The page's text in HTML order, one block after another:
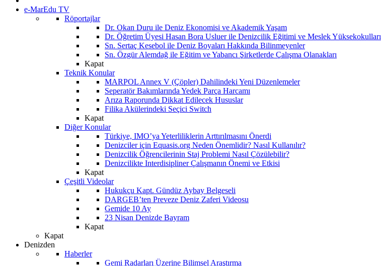
e-MarEdu TV
Röportajlar
Dr. Okan Duru ile Deniz Ekonomisi ve Akademik Yaşam
Dr. Öğretim Üyesi Hasan Bora Usluer ile Denizcilik Eğitimi ve Meslek Yüksekokulları
Sn. Sertaç Kesebol ile Deniz Boyaları Hakkında Bilinmeyenler
Sn. Özgür Alemdağ ile Eğitim ve Yabancı Şirketlerde Çalışma Olanakları
Kapat
Teknik Konular
MARPOL Annex V (Çöpler) Dahilindeki Yeni Düzenlemeler
Seperatör Bakımlarında Yedek Parça Harcamı
Arıza Raporunda Dikkat Edilecek Hususlar
Filika Akülerindeki Seçici Switch
Kapat
Diğer Konular
Türkiye, IMO’ya Yeterliliklerin Arttırılmasını Önerdi
Denizciler için Equasis.org Neden Önemlidir? Nasıl Kullanılır?
Denizcilik Öğrencilerinin Staj Problemi Nasıl Çözülebilir?
Denizcilikte Interdisipliner Çalışmanın Önemi ve Etkisi
Kapat
Çeşitli Videolar
Hukukçu Kapt. Gündüz Aybay Belgeseli
DARGEB’ten Preveze Deniz Zaferi Videosu
Gemide 10 Ay
23 Nisan Denizde Bayram
Kapat
Kapat
Denizden
Haberler
Gemi Radarları Üzerine Bilimsel Araştırma